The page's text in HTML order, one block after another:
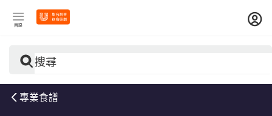
目錄
搜尋
專業食譜